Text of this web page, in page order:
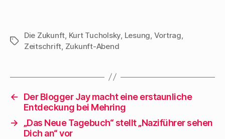
von Tacitus bis
Journalist
auseinandergesetzt.
behandelt die Zeit
das Exil von 1933
bis 1939. Beide
Beiträge sind in
Schlagwörter
Die Zukunft, Kurt Tucholsky, Lesung, Vortrag,
Zeitschrift, Zukunft-Abend
←
Der Blogger Jay macht eine erstaunliche
Entdeckung bei Mehring
→
„Das Neue Tagebuch“ stellt „Naziführer sehen
Dich an“ vor